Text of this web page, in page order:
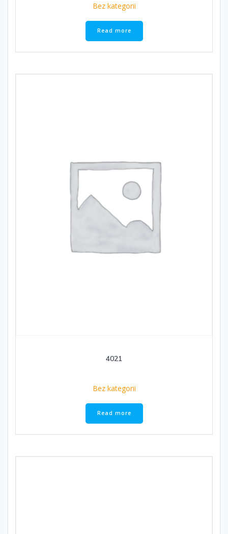
Bez kategorii
Read more
4021
Bez kategorii
Read more